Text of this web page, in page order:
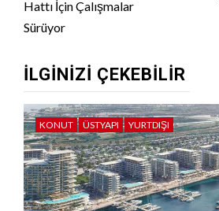
Hattı İçin Çalışmalar
Sürüyor
İLGINIZI ÇEKEBILIR
KONUT ÜSTYAPI YURTDIŞI